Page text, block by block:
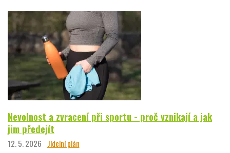
Nevolnost a zvracení při sportu - proč vznikají a jak
jim předejít
12. 5. 2026 Jídelní plán